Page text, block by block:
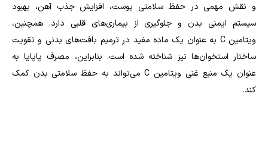
و نقش مهمی در حفظ سلامتی پوست، افزایش جذب آهن، بهبود
سیستم ایمنی بدن و جلوگیری از بیماری‌های قلبی دارد. همچنین،
ویتامین C به عنوان یک ماده مفید در ترمیم بافت‌های بدنی و تقویت
ساختار استخوان‌ها نیز شناخته شده است. بنابراین، مصرف پاپایا به
عنوان یک منبع غنی ویتامین C می‌تواند به حفظ سلامتی بدن کمک
کند.